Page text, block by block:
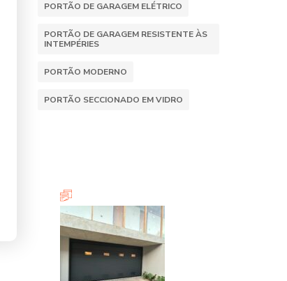
PORTÃO DE GARAGEM ELÉTRICO
PORTÃO DE GARAGEM RESISTENTE ÀS
INTEMPÉRIES
PORTÃO MODERNO
PORTÃO SECCIONADO EM VIDRO